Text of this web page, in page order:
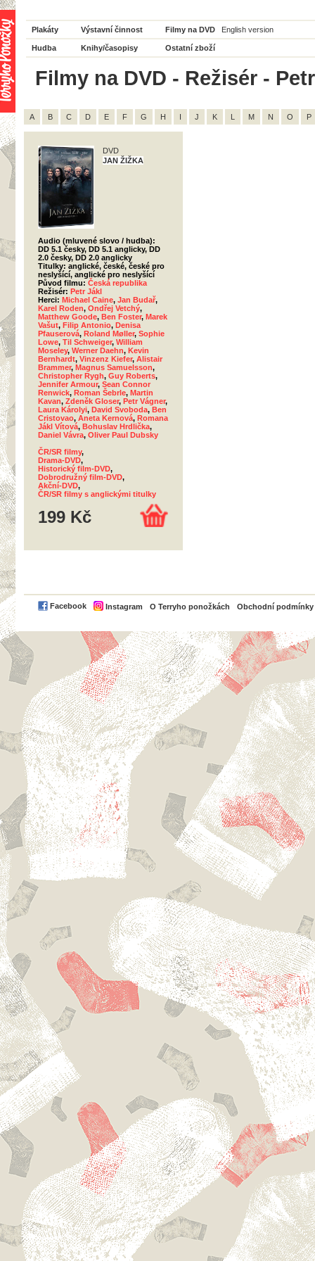
Plakáty Výstavní činnost Filmy na DVD English version
Hudba Knihy/časopisy Ostatní zboží
Filmy na DVD - Režisér -
A B C D E F G H I J K L M N O P
DVD
JAN ŽIŽKA
Audio (mluvené slovo / hudba):
DD 5.1 česky, DD 5.1 anglicky, DD
2.0 česky, DD 2.0 anglicky
Titulky: anglické, české, české pro
neslyšící, anglické pro neslyšící
Původ filmu: Česká republika
Režisér: Petr Jákl
Herci: Michael Caine, Jan Budař,
Karel Roden, Ondřej Vetchý,
Matthew Goode, Ben Foster, Marek
Vašut, Filip Antonio, Denisa
Pfauserová, Roland Møller, Sophie
Lowe, Til Schweiger, William
Moseley, Werner Daehn, Kevin
Bernhardt, Vinzenz Kiefer, Alistair
Brammer, Magnus Samuelsson,
Christopher Rygh, Guy Roberts,
Jennifer Armour, Sean Connor
Renwick, Roman Šebrle, Martin
Kavan, Zdeněk Gloser, Petr Vágner,
Laura Károlyi, David Svoboda, Ben
Cristovao, Aneta Kernová, Romana
Jákl Vítová, Bohuslav Hrdlička,
Daniel Vávra, Oliver Paul Dubsky
ČR/SR filmy,
Drama-DVD,
Historický film-DVD,
Dobrodružný film-DVD,
Akční-DVD,
ČR/SR filmy s anglickými titulky
199 Kč
Facebook Instagram O Terryho ponožkách Obchodní podmínky
PayPal